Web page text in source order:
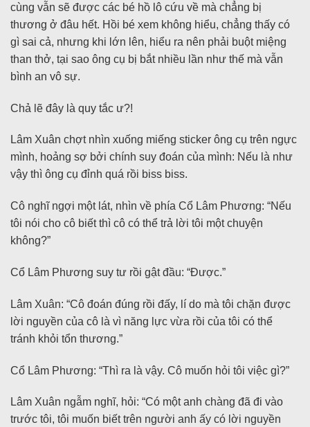
cùng vẫn sẽ được các bé hồ lô cứu về mà chẳng bị
thương ở đâu hết. Hồi bé xem không hiểu, chẳng thấy có
gì sai cả, nhưng khi lớn lên, hiểu ra nên phải buột miệng
than thở, tại sao ông cụ bị bắt nhiều lần như thế mà vẫn
bình an vô sự.
Chả lẽ đây là quy tắc ư?!
Lâm Xuân chợt nhìn xuống miếng sticker ông cụ trên ngực
mình, hoảng sợ bởi chính suy đoán của mình: Nếu là như
vậy thì ông cụ đỉnh quá rồi biss biss.
Cô nghĩ ngợi một lát, nhìn về phía Cổ Lâm Phương: “Nếu
tôi nói cho cô biết thì cô có thể trả lời tôi một chuyện
không?”
Cổ Lâm Phương suy tư rồi gật đầu: “Được.”
Lâm Xuân: “Cô đoán đúng rồi đấy, lí do mà tôi chặn được
lời nguyền của cô là vì năng lực vừa rồi của tôi có thể
tránh khỏi tổn thương.”
Cổ Lâm Phương: “Thì ra là vậy. Cô muốn hỏi tôi việc gì?”
Lâm Xuân ngẫm nghĩ, hỏi: “Có một anh chàng đã đi vào
trước tôi, tôi muốn biết trên người anh ấy có lời nguyền